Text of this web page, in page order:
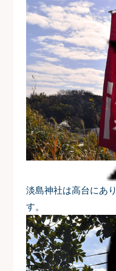
淡島神社は高台にあ
す。